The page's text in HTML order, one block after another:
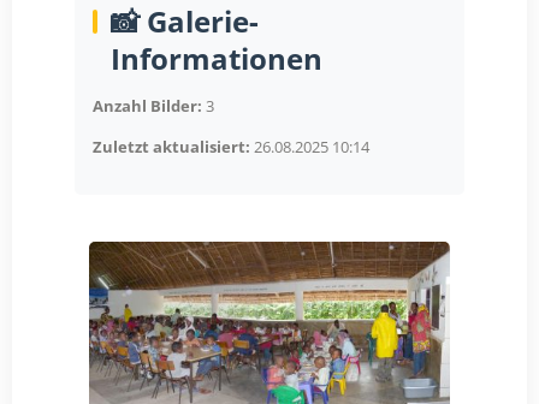
📸 Galerie-
Informationen
Anzahl Bilder: 3
Zuletzt aktualisiert: 26.08.2025 10:14